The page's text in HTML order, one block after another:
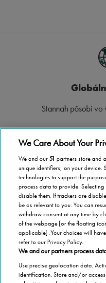
Stannah pôsobí
Nech ste kdekoľvek na
pre vás,
1,000,000
Spoločnosť Stannah už
We Care About Your
We and our51 partners store and
unique identifiers, on your device.
technologies to support the
process data to provide.
disable them. If trackers are
be as relevant to you. You can
withdraw consent at any time by
of the webpage [or the floating
applicable] .Your choices will
refer to our Privacy Policy.
We and our partners process
Use precise geolocation data.
identification. Store and/or